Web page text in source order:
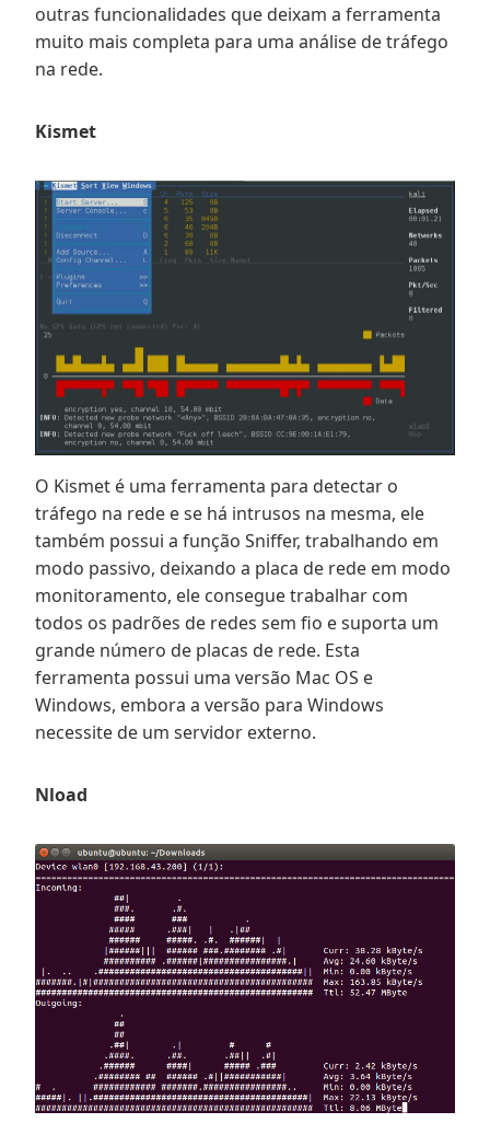
outras funcionalidades que deixam a ferramenta
muito mais completa para uma análise de tráfego
na rede.
Kismet
O Kismet é uma ferramenta para detectar o
tráfego na rede e se há intrusos na mesma, ele
também possui a função Sniffer, trabalhando em
modo passivo, deixando a placa de rede em modo
monitoramento, ele consegue trabalhar com
todos os padrões de redes sem fio e suporta um
grande número de placas de rede. Esta
ferramenta possui uma versão Mac OS e
Windows, embora a versão para Windows
necessite de um servidor externo.
Nload